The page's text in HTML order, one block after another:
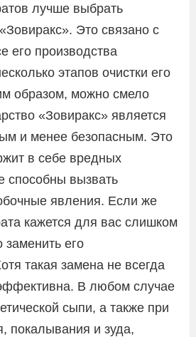
лучше выбрать
Это связано с
его производства
этапов очистки его
образом, можно смело
«Зовиракс» является
и менее безопасным. Это
в себе вредных
способны вызвать
явления. Если же
кажется для вас слишком
его
такая замена не всегда
В любом случае
сыпи, а также при
покалывания и зуда,